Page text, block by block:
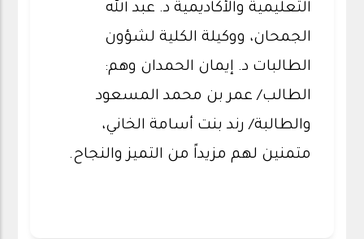
التعليمية والأكاديمية د. عبد الله
الجمحان، ووكيلة الكلية لشؤون
الطالبات د. إيمان الحمدان وهم:
الطالب/ عمر بن محمد المسعود
والطالبة/ رند بنت أسامة الخاني،
متمنين لهم مزيداً من التميز والنجاح.